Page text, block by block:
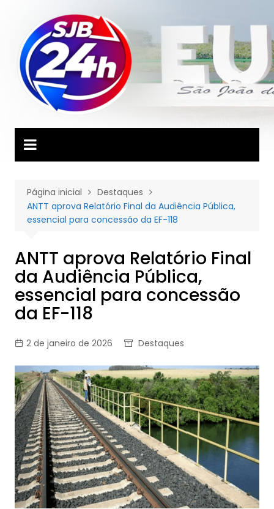
conteúdo
Página inicial
Destaques
ANTT aprova Relatório Final da Audiência Pública,
essencial para concessão da EF-118
ANTT aprova Relatório Final
da Audiência Pública,
essencial para concessão
da EF-118
2 de janeiro de 2026 Destaques